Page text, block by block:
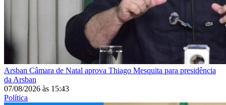
Arsban Câmara de Natal aprova Thiago Mesquita para presidência
da Arsban
07/08/2026 às 15:43
Política